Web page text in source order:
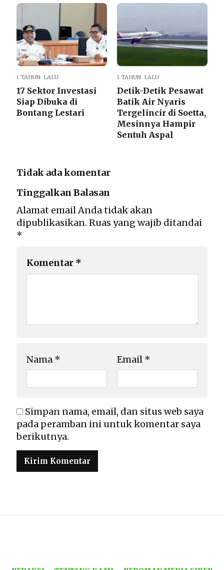
1 TAHUN LALU
17 Sektor Investasi
Siap Dibuka di
Bontang Lestari
1 TAHUN LALU
Detik-Detik Pesawat
Batik Air Nyaris
Tergelincir di Soetta,
Mesinnya Hampir
Sentuh Aspal
Tidak ada komentar
Tinggalkan Balasan
Alamat email Anda tidak akan
dipublikasikan. Ruas yang wajib ditandai
*
Komentar *
Nama * Email *
Simpan nama, email, dan situs web saya
pada peramban ini untuk komentar saya
berikutnya.